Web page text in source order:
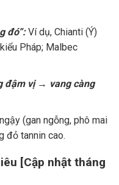
đó”:Ví dụ, Chianti (Ý)
Pháp; Malbec
đậm vị → vang càng
(gan ngỗng, phô mai
đỏ tannin cao.
[Cập nhật tháng